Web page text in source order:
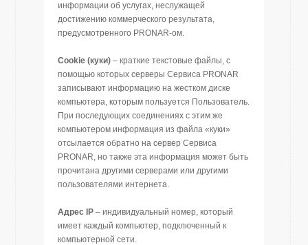
информации об услугах, неслужащей
достижению коммерческого результата,
предусмотренного PRONAR-ом.
Cookie (куки) – краткие текстовые файлы, с
помощью которых серверы Сервиса PRONAR
записывают информацию на жестком диске
компьютера, которым пользуется Пользователь.
При последующих соединениях с этим же
компьютером информация из файла «куки»
отсылается обратно на сервер Сервиса
PRONAR, но также эта информация может быть
прочитана другими серверами или другими
пользователями интернета.
Адрес IP – индивидуальный номер, который
имеет каждый компьютер, подключенный к
компьютерной сети.